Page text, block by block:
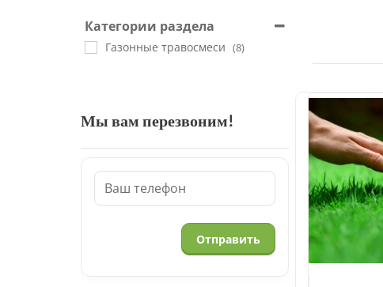
Категории раздела
Газонные травосмеси (8)
Мы вам перезвоним!